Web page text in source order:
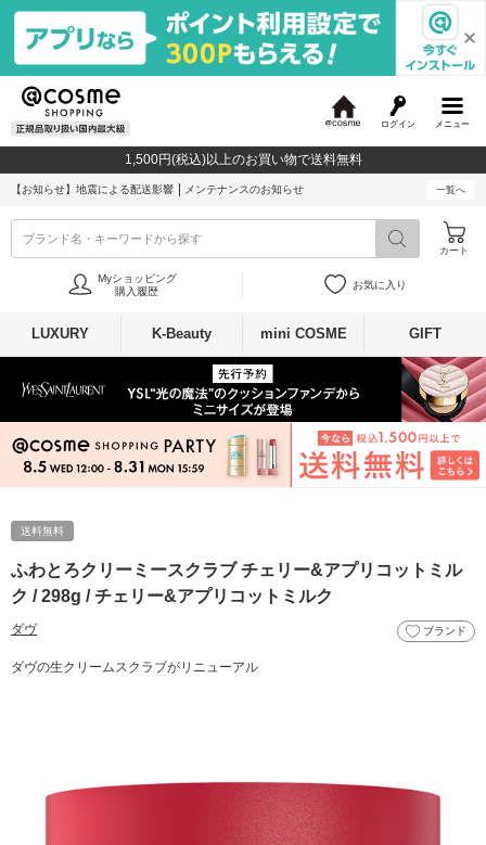
メニュー
ログイン
c
o
1,500円(税込)以上のお買い物で送料無料
【お知らせ】 地震による配送影響 メンテナンスのお知らせ 一覧へ
ブランド名・キーワードから探す
カート
Myショッピング
購入履歴
お気に入り
LUXURY K-Beauty mini COSME GIFT
送料無料
ふわとろクリーミースクラブ チェリー&アプリコットミル
ク / 298g / チェリー&アプリコットミルク
ダヴ ブランド
ダヴの生クリームスクラブがリニューアル